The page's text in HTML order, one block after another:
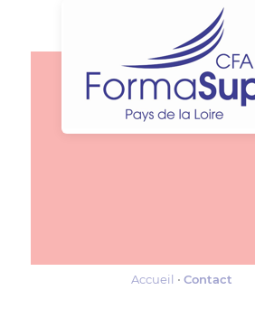
Accueil Contact